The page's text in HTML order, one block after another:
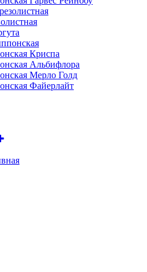
Криспа
Альбифлора
Мерло Голд
Файерлайт